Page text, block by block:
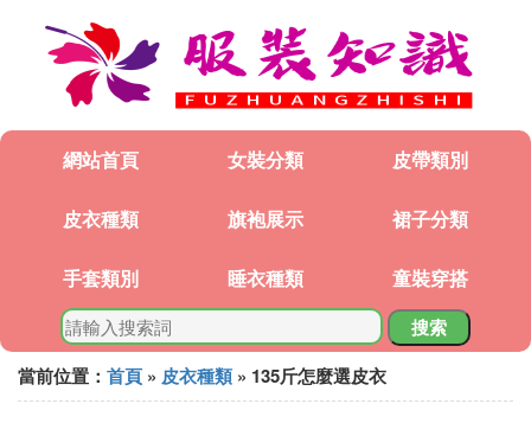
網站首頁 女裝分類 皮帶類別
皮衣種類 旗袍展示 裙子分類
手套類別 睡衣種類 童裝穿搭
搜索
當前位置： 首頁 » 皮衣種類 » 135斤怎麼選皮衣